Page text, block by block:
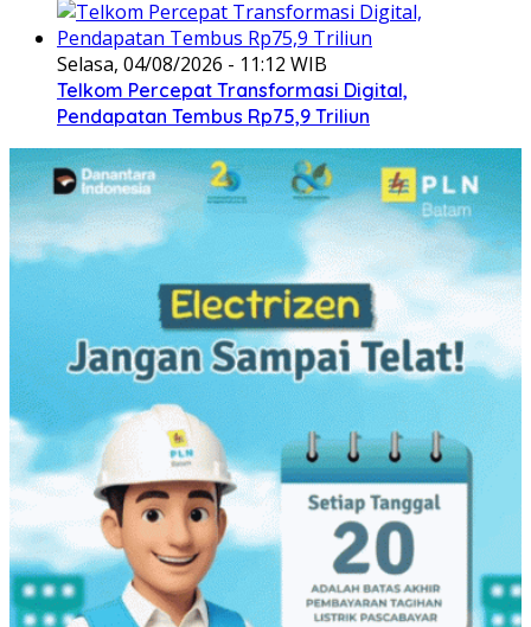
Selasa, 04/08/2026 - 11:12 WIB
Telkom Percepat Transformasi Digital,
Pendapatan Tembus Rp75,9 Triliun